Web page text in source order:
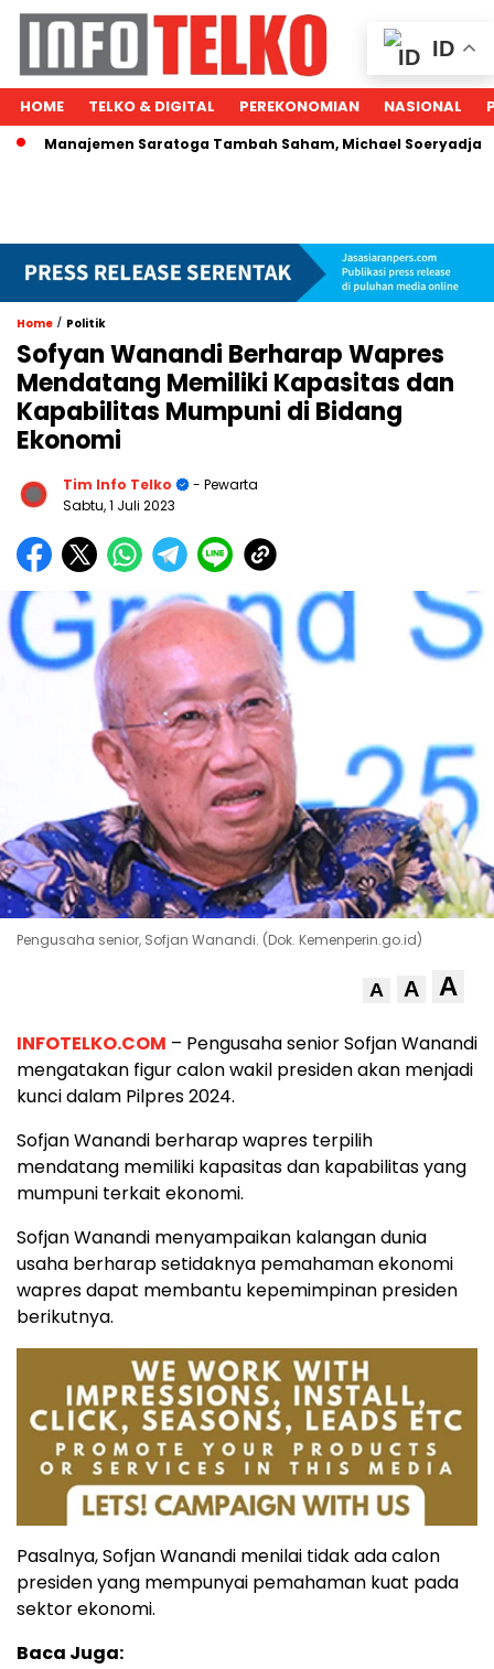
HOME TELKO & DIGITAL PEREKONOMIAN NASIONAL
Saratoga Tambah Saham, Michael Soeryadjaya
Home / Politik
Sofyan Wanandi Berharap Wapres
Mendatang Memiliki Kapasitas dan
Kapabilitas Mumpuni di Bidang
Ekonomi
Tim Info Telko
- Pewarta
Sabtu, 1 Juli 2023
Pengusaha senior, Sofjan Wanandi. (Dok. Kemenperin.go.id)
A A A
INFOTELKO.COM – Pengusaha senior Sofjan Wanandi
mengatakan figur calon wakil presiden akan menjadi
kunci dalam Pilpres 2024.
Sofjan Wanandi berharap wapres terpilih
mendatang memiliki kapasitas dan kapabilitas yang
mumpuni terkait ekonomi.
Sofjan Wanandi menyampaikan kalangan dunia
usaha berharap setidaknya pemahaman ekonomi
wapres dapat membantu kepemimpinan presiden
berikutnya.
Pasalnya, Sofjan Wanandi menilai tidak ada calon
presiden yang mempunyai pemahaman kuat pada
sektor ekonomi.
Baca Juga:
ID